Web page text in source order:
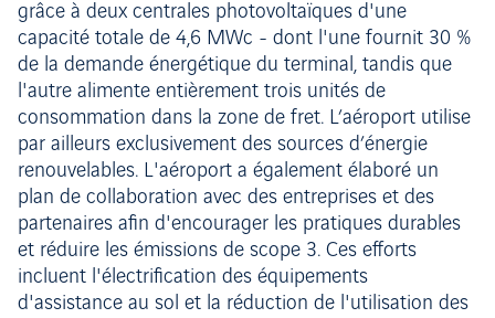
grâce à deux centrales photovoltaïques d'une
capacité totale de 4,6 MWc - dont l'une fournit 30 %
de la demande énergétique du terminal, tandis que
l'autre alimente entièrement trois unités de
consommation dans la zone de fret. L’aéroport utilise
par ailleurs exclusivement des sources d’énergie
renouvelables. L'aéroport a également élaboré un
plan de collaboration avec des entreprises et des
partenaires afin d'encourager les pratiques durables
et réduire les émissions de scope 3. Ces efforts
incluent l'électrification des équipements
d'assistance au sol et la réduction de l'utilisation des